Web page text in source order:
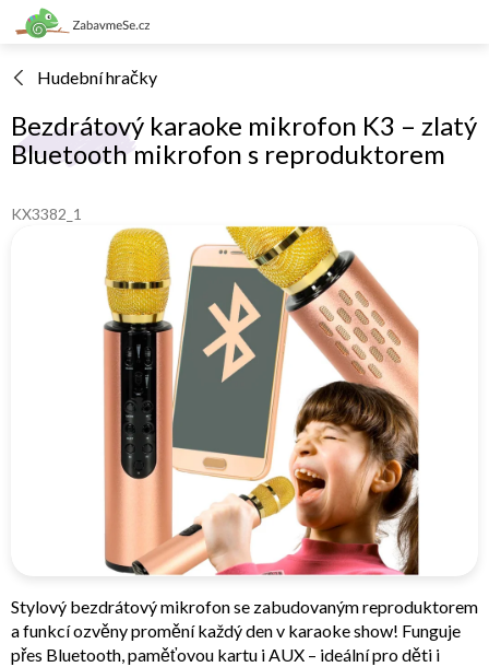
Přejít
na
Hudební hračky
Bezdrátový karaoke mikrofon K3 – zlatý
Bluetooth mikrofon s reproduktorem
KX3382_1
Stylový bezdrátový mikrofon se zabudovaným reproduktorem
a funkcí ozvěny promění každý den v karaoke show! Funguje
přes Bluetooth, paměťovou kartu i AUX – ideální pro děti i